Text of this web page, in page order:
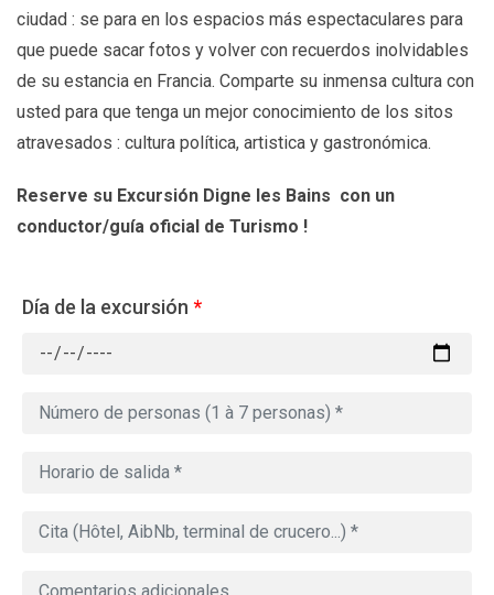
ciudad : se para en los espacios más espectaculares para
que puede sacar fotos y volver con recuerdos inolvidables
de su estancia en Francia. Comparte su inmensa cultura con
usted para que tenga un mejor conocimiento de los sitos
atravesados : cultura política, artistica y gastronómica.
Reserve su Excursión Digne les Bains con un
conductor/guía oficial de Turismo !
Día de la excursión *